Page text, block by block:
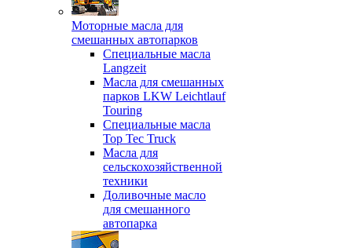
Моторные масла для
смешанных автопарков
Специальные масла
Langzeit
Масла для смешанных
парков LKW Leichtlauf
Touring
Специальные масла
Top Tec Truck
Масла для
сельскохозяйственной
техники
Доливочные масло
для смешанного
автопарка